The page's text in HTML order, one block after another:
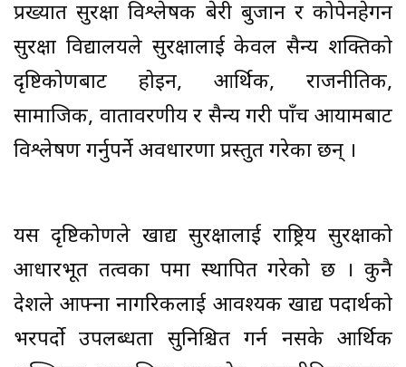
प्रख्यात सुरक्षा विश्लेषक बेरी बुजान र कोपेनहेगन
सुरक्षा विद्यालयले सुरक्षालाई केवल सैन्य शक्तिको
दृष्टिकोणबाट होइन, आर्थिक, राजनीतिक,
सामाजिक, वातावरणीय र सैन्य गरी पाँच आयामबाट
विश्लेषण गर्नुपर्ने अवधारणा प्रस्तुत गरेका छन् ।
यस दृष्टिकोणले खाद्य सुरक्षालाई राष्ट्रिय सुरक्षाको
आधारभूत तत्वका रूपमा स्थापित गरेको छ । कुनै
देशले आफ्ना नागरिकलाई आवश्यक खाद्य पदार्थको
भरपर्दो उपलब्धता सुनिश्चित गर्न नसके आर्थिक